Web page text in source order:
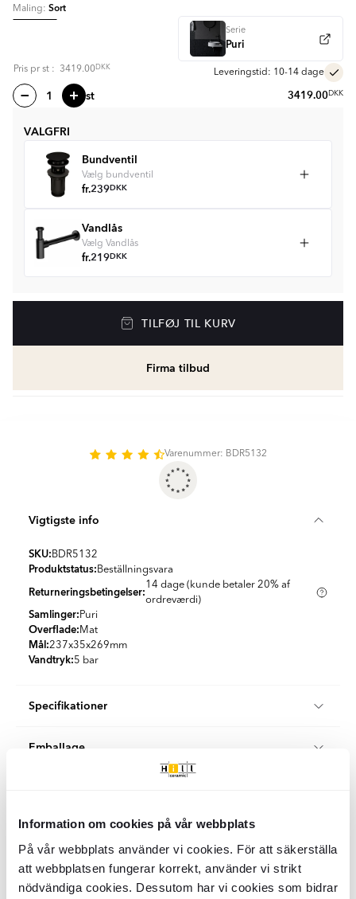
Information om cookies på vår webbplats
På vår webbplats använder vi cookies. För att säkerställa
att webbplatsen fungerar korrekt, använder vi strikt
nödvändiga cookies. Dessutom har vi cookies som bidrar
Maling: Sort
Serie
Puri
Pris pr st : 3419.00DKK
Leveringstid: 10-14 dage
st 3419.00DKK
VALGFRI
Bundventil
Vælg bundventil
fr.239DKK
Vandlås
Vælg Vandlås
fr.219DKK
TILFØJ TIL KURV
Firma tilbud
Varenummer: BDR5132
Vigtigste info
SKU: BDR5132
Produktstatus: Beställningsvara
Returneringsbetingelser:14 dage (kunde betaler 20% af
ordreværdi)
Samlinger: Puri
Overflade: Mat
Mål:237x35x269mm
Vandtryk:5 bar
Specifikationer
Produktmateriale:
Emballage
Når du handler hos Hill Ceramic, køber du certificerede
byggestandarder.
Hill Ceramic tilbyder kvalitets- og certificerede
badeværelsesprodukter. De fleste af vores produkter kommer
Klimakompenseret levering
Vi tilbyder 100 % klimakompenserede leveringer i samarbejde
Document